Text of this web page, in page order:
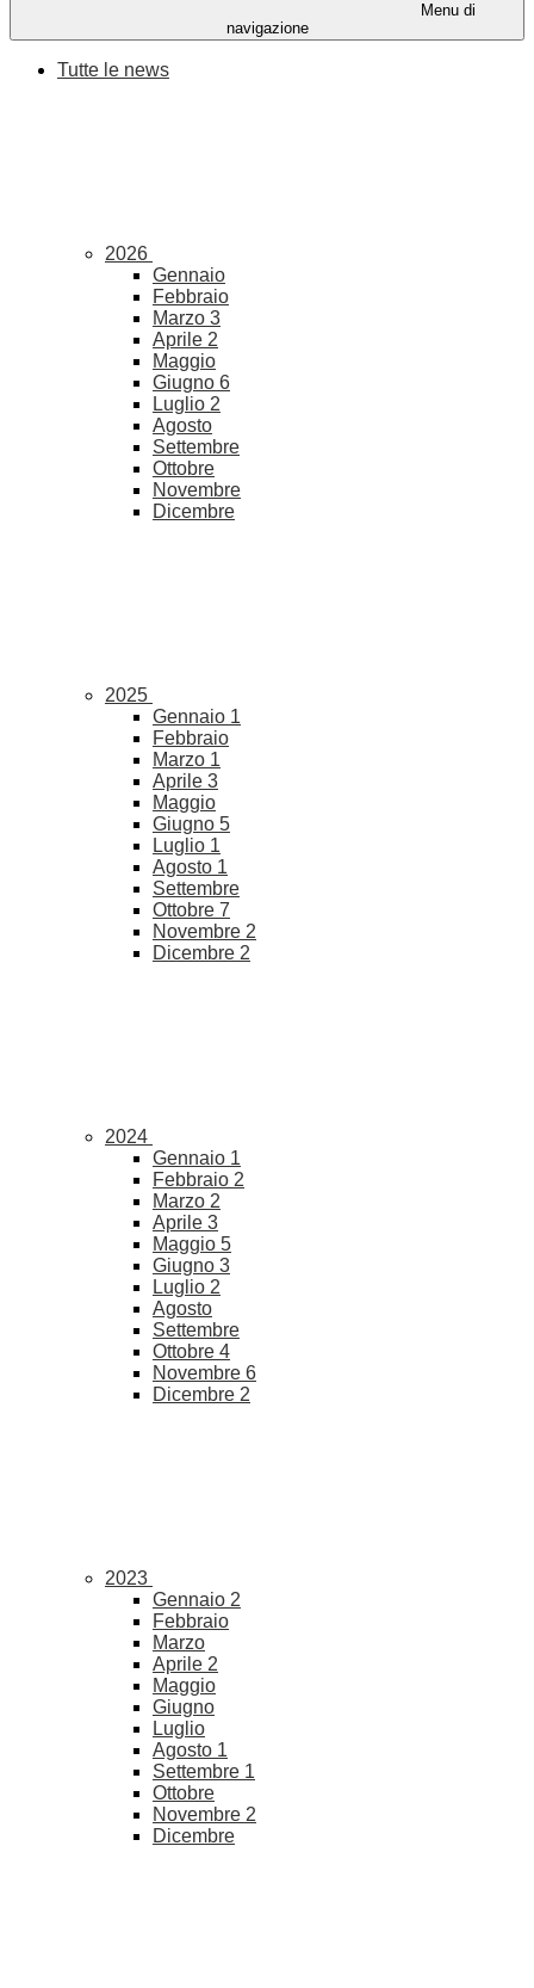
Menu di
navigazione
Tutte le news
2026
Gennaio
Febbraio
Marzo 3
Aprile 2
Maggio
Giugno 6
Luglio 2
Agosto
Settembre
Ottobre
Novembre
Dicembre
2025
Gennaio 1
Febbraio
Marzo 1
Aprile 3
Maggio
Giugno 5
Luglio 1
Agosto 1
Settembre
Ottobre 7
Novembre 2
Dicembre 2
2024
Gennaio 1
Febbraio 2
Marzo 2
Aprile 3
Maggio 5
Giugno 3
Luglio 2
Agosto
Settembre
Ottobre 4
Novembre 6
Dicembre 2
2023
Gennaio 2
Febbraio
Marzo
Aprile 2
Maggio
Giugno
Luglio
Agosto 1
Settembre 1
Ottobre
Novembre 2
Dicembre